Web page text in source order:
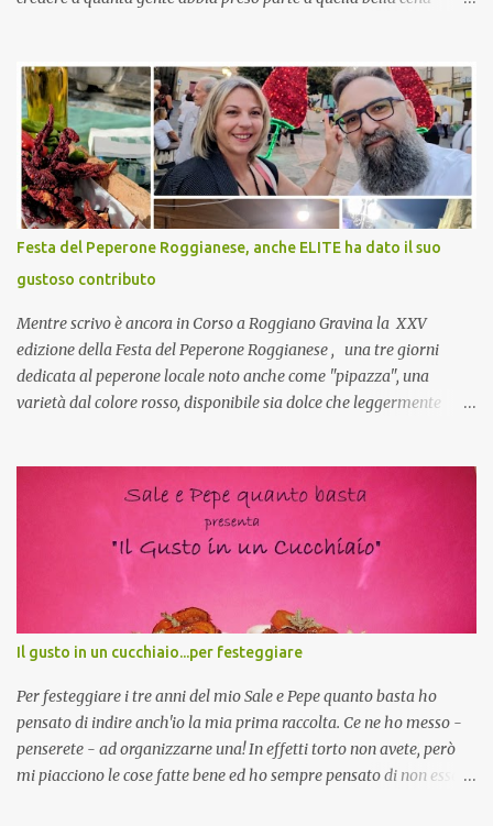
pranzo, racconta un po'! Perchè io avrò ospiti e cerco degli spunti...
Cuocapercaso : A dire il vero domenica prossima non preparo
nulla perché vado al Pranzo Aziendale di fine anno organizzato dai
mie capi! CoCo : Pranzo aziendale? Una bella idea! Cuocapercaso :
si, è un modo per riunirsi tutti a fine anno e tirare le somme…
naturalmente mangiando tutti insieme, con grande convivialità!
CoCo : è naturale il cibo, come sappiamo bene, funziona spesso da
collante e anche nel lavoro riesce a creare spesso l’ambiente
favorevole per molte belle opportunità, non trovi? Cuocapercaso :
Si, concordo! …addirittura si dice...
Festa del Peperone Roggianese, anche ELITE ha dato il suo
gustoso contributo
Mentre scrivo è ancora in Corso a Roggiano Gravina la XXV
edizione della Festa del Peperone Roggianese , una tre giorni
dedicata al peperone locale noto anche come "pipazza", una
varietà dal colore rosso, disponibile sia dolce che leggermente
(Pat) della Calabria. Un ingrediente versatile in cucina, utilizzato
fresco o essiccato in ricette della tradizione o in piatti innovativi.
Durante la prima serata dell'evento abbiamo avuto prova della
versatilità di questo ingrediente durante il "2° Concorso
Gastronomico di piatti a base di peperone Roggianese" ideato da
Gina Santagata , presidente dell'associazione Mongolfiera, che ha
visto coinvolte tante associazioni attive sul territorio che hanno
voluto partecipare presentando un loro piatto a base di peperone.
Da giurata del concorso insieme agli chef Francesco Luci e ...
Il gusto in un cucchiaio...per festeggiare
Per festeggiare i tre anni del mio Sale e Pepe quanto basta ho
pensato di indire anch'io la mia prima raccolta. Ce ne ho messo -
penserete - ad organizzarne una! In effetti torto non avete, però
mi piacciono le cose fatte bene ed ho sempre pensato di non essere